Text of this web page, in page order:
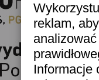
reklam,
Informacje